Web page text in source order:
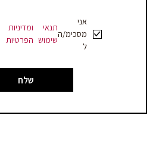
אני
מסכימ/ה
ל
תנאי
שימוש
ומדיניות
הפרטיות
שלח